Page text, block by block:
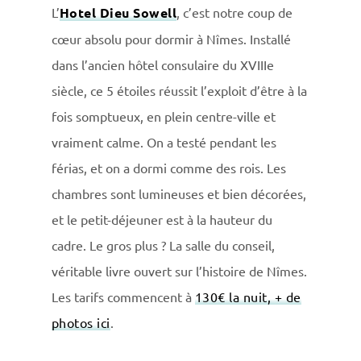
L’Hotel Dieu Sowell, c’est notre coup de
cœur absolu pour dormir à Nîmes. Installé
dans l’ancien hôtel consulaire du XVIIIe
siècle, ce 5 étoiles réussit l’exploit d’être à la
fois somptueux, en plein centre-ville et
vraiment calme. On a testé pendant les
férias, et on a dormi comme des rois. Les
chambres sont lumineuses et bien décorées,
et le petit-déjeuner est à la hauteur du
cadre. Le gros plus ? La salle du conseil,
véritable livre ouvert sur l’histoire de Nîmes.
Les tarifs commencent à 130€ la nuit, + de
photos ici.